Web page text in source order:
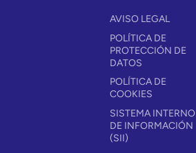
AVISO LEGAL
POLÍTICA DE
PROTECCIÓN DE
DATOS
POLÍTICA DE
COOKIES
SISTEMA INTERNO
DE INFORMACIÓN
(SII)